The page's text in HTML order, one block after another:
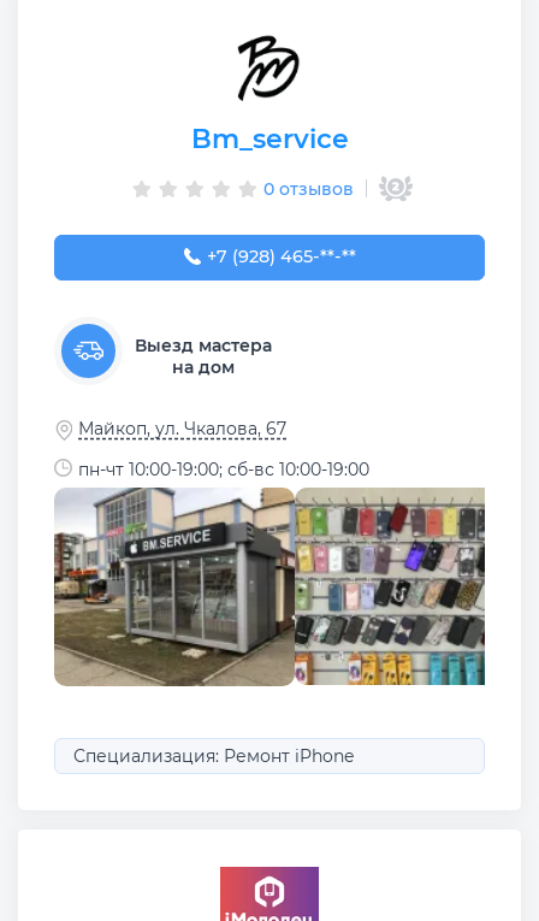
Bm_service
0 отзывов
+7 (928) 465-55-30
+7 (928) 465-**-**
Выезд мастера
на дом
Майкоп, ул. Чкалова, 67
пн-чт 10:00-19:00; сб-вс 10:00-19:00
Специализация: Ремонт iPhone